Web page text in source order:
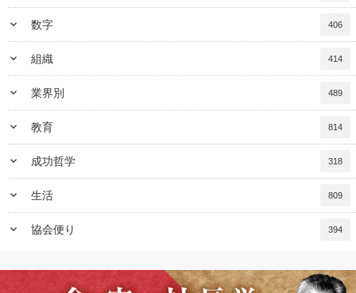
keyboard_arrow_down 数字 406
keyboard_arrow_down 組織 414
keyboard_arrow_down 業界別 489
keyboard_arrow_down 教育 814
keyboard_arrow_down 成功哲学 318
keyboard_arrow_down 生活 809
keyboard_arrow_down 協会便り 394